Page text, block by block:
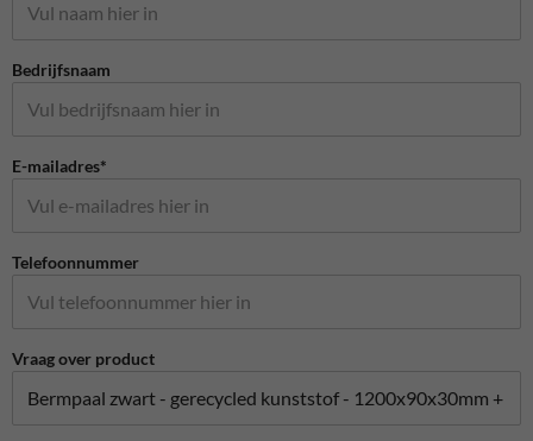
Bedrijfsnaam
E-mailadres*
Telefoonnummer
Vraag over product